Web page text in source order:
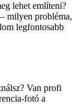
lehet említeni?
milyen probléma,
legfontosabb
Van profi
fotó a